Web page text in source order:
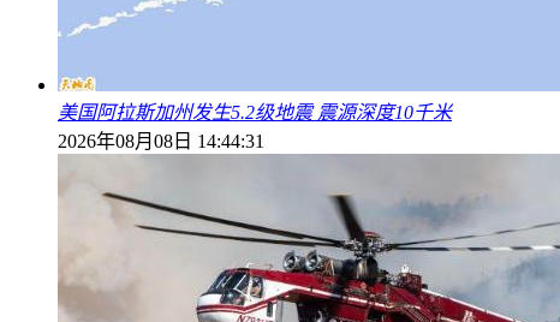
美国阿拉斯加州发生5.2级地震 震源深度10千米
2026年08月08日 14:44:31